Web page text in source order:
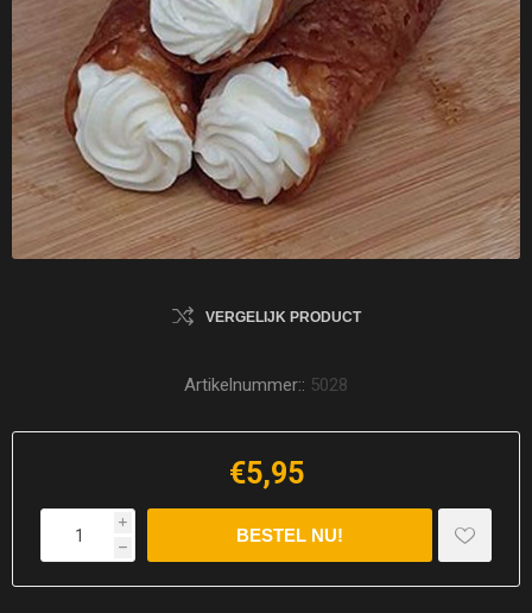
VERGELIJK PRODUCT
Artikelnummer:: 5028
€5,95
i
h